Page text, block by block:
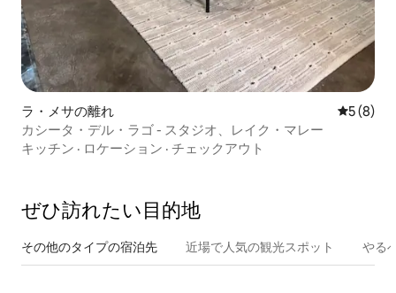
ラ・メサの離れ レビュー
5 (8)
カシータ・デル・ラゴ - スタジオ、レイク・マレー
キッチン · ロケーション · チェックアウト
ぜひ訪⁠れ⁠た⁠い目⁠的⁠地
その他のタ⁠イ⁠プ⁠の宿⁠泊⁠先 近場で人気の観光スポット やる